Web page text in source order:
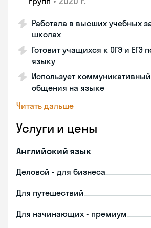
Работала в высших учебных
школах
Готовит учащихся к ОГЭ и ЕГЭ
языку
Использует
общения на языке
Читать дальше
Услуги и цены
Английский язык
Деловой - для бизнеса
Для путешествий
Для начинающих - премиум